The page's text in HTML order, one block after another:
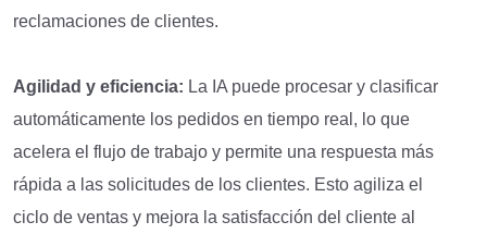
reclamaciones de clientes.
Agilidad y eficiencia: La IA puede procesar y clasificar
automáticamente los pedidos en tiempo real, lo que
acelera el flujo de trabajo y permite una respuesta más
rápida a las solicitudes de los clientes. Esto agiliza el
ciclo de ventas y mejora la satisfacción del cliente al